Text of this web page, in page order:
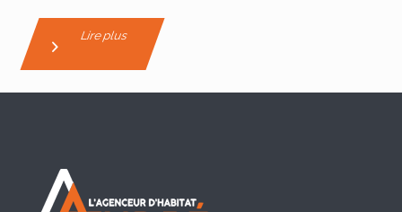
Lire plus